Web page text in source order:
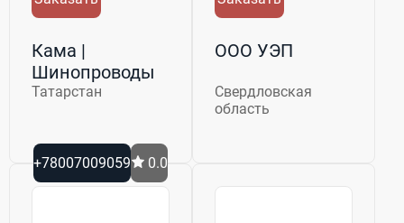
Кама |
Шинопроводы
Татарстан
+78007009059 0.0
ООО УЭП
Свердловская
область